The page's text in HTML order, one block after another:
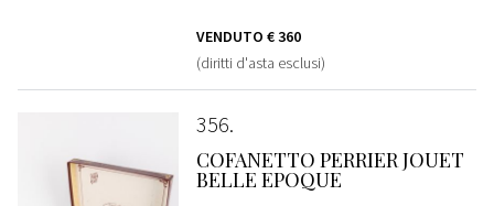
VENDUTO € 360
(diritti d'asta esclusi)
356
COFANETTO PERRIER JOUET
BELLE EPOQUE